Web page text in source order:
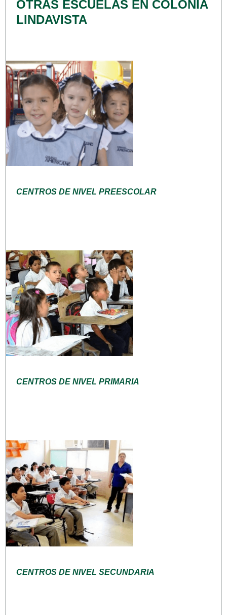
OTRAS ESCUELAS EN COLONIA
LINDAVISTA
CENTROS DE NIVEL PREESCOLAR
CENTROS DE NIVEL PRIMARIA
CENTROS DE NIVEL SECUNDARIA